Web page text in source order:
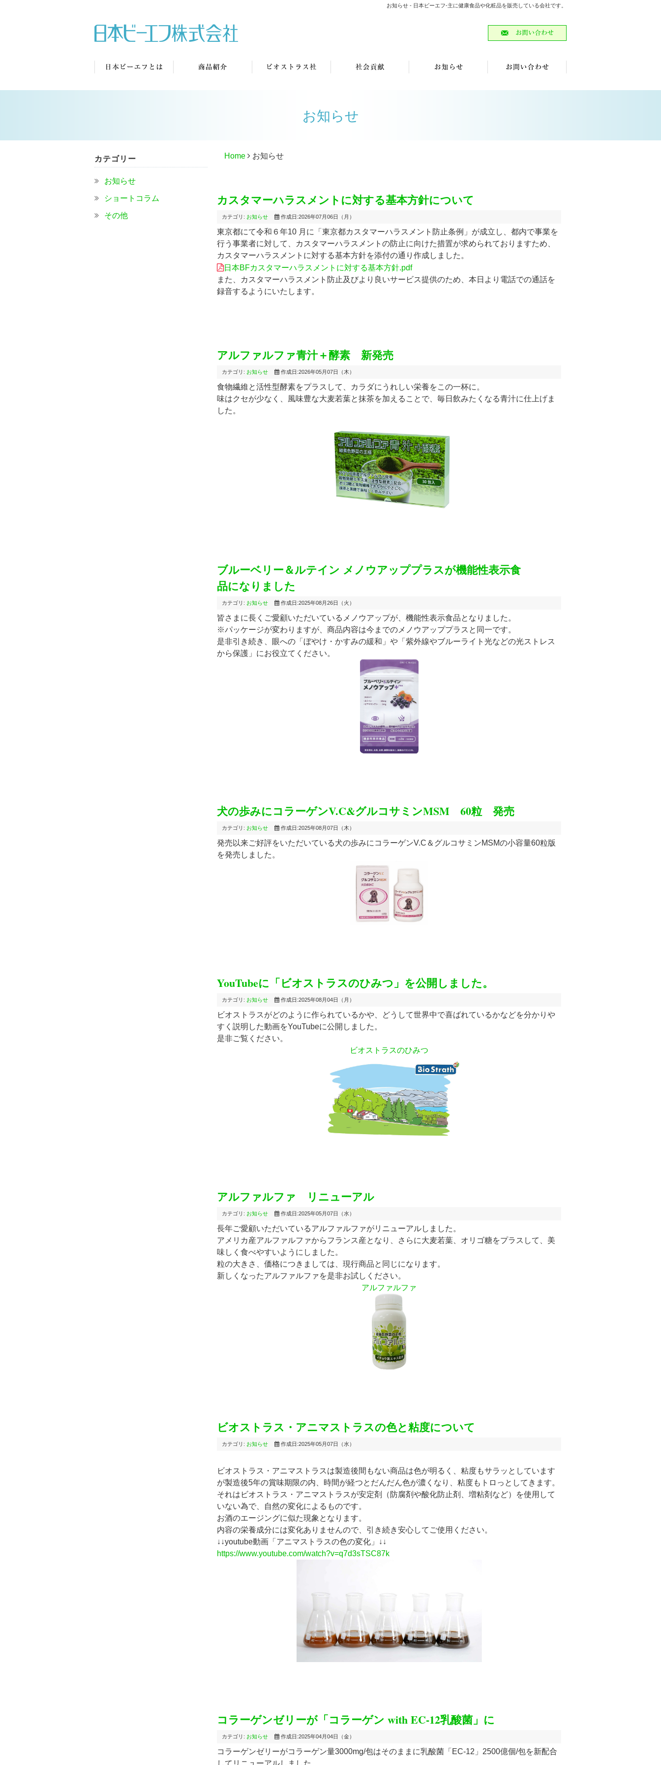
お知らせ - 日本ビーエフ-主に健康食品や化粧品を販売している会社です。
お知らせ
カテゴリー
お知らせ
ショートコラム
その他
Home お知らせ
カスタマーハラスメントに対する基本方針について
カテゴリ: お知らせ 作成日:2026年07月06日（月）
東京都にて令和６年10 月に「東京都カスタマーハラスメント防止条例」が成立し、都内で事業を
行う事業者に対して、カスタマーハラスメントの防止に向けた措置が求められておりますため、
カスタマーハラスメントに対する基本方針を添付の通り作成しました。
日本BFカスタマーハラスメントに対する基本方針.pdf
また、カスタマーハラスメント防止及びより良いサービス提供のため、本日より電話での通話を
録音するようにいたします。
アルファルファ青汁＋酵素 新発売
カテゴリ: お知らせ 作成日:2026年05月07日（木）
食物繊維と活性型酵素をプラスして、カラダにうれしい栄養をこの一杯に。
味はクセが少なく、風味豊な大麦若葉と抹茶を加えることで、毎日飲みたくなる青汁に仕上げま
した。
ブルーベリー＆ルテイン メノウアッププラスが機能性表示食
品になりました
カテゴリ: お知らせ 作成日:2025年08月26日（火）
皆さまに長くご愛顧いただいているメノウアップが、機能性表示食品となりました。
※パッケージが変わりますが、商品内容は今までのメノウアッププラスと同一です。
是非引き続き、眼への「ぼやけ・かすみの緩和」や「紫外線やブルーライト光などの光ストレス
から保護」にお役立てください。
犬の歩みにコラーゲンV.C&グルコサミンMSM 60粒 発売
カテゴリ: お知らせ 作成日:2025年08月07日（木）
発売以来ご好評をいただいている犬の歩みにコラーゲンV.C＆グルコサミンMSMの小容量60粒版
を発売しました。
YouTubeに「ビオストラスのひみつ」を公開しました。
カテゴリ: お知らせ 作成日:2025年08月04日（月）
ビオストラスがどのように作られているかや、どうして世界中で喜ばれているかなどを分かりや
すく説明した動画をYouTubeに公開しました。
是非ご覧ください。
ビオストラスのひみつ
アルファルファ リニューアル
カテゴリ: お知らせ 作成日:2025年05月07日（水）
長年ご愛顧いただいているアルファルファがリニューアルしました。
アメリカ産アルファルファからフランス産となり、さらに大麦若葉、オリゴ糖をプラスして、美
味しく食べやすいようにしました。
粒の大きさ、価格につきましては、現行商品と同じになります。
新しくなったアルファルファを是非お試しください。
アルファルファ
ビオストラス・アニマストラスの色と粘度について
カテゴリ: お知らせ 作成日:2025年05月07日（水）
ビオストラス・アニマストラスは製造後間もない商品は色が明るく、粘度もサラッとしています
が製造後5年の賞味期限の内、時間が経つとだんだん色が濃くなり、粘度もトロっとしてきます。
それはビオストラス・アニマストラスが安定剤（防腐剤や酸化防止剤、増粘剤など）を使用して
いない為で、自然の変化によるものです。
お酒のエージングに似た現象となります。
内容の栄養成分には変化ありませんので、引き続き安心してご使用ください。
↓↓youtube動画「アニマストラスの色の変化」↓↓
https://www.youtube.com/watch?v=q7d3sTSC87k
コラーゲンゼリーが「コラーゲン with EC-12乳酸菌」に
カテゴリ: お知らせ 作成日:2025年04月04日（金）
コラーゲンゼリーがコラーゲン量3000mg/包はそのままに乳酸菌「EC-12」2500億個/包を新配合
してリニューアルしました。